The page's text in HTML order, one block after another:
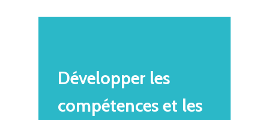
Développer les
compétences et les